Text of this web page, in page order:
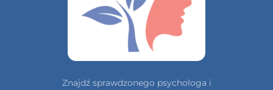
Znajdź sprawdzonego psychologa i